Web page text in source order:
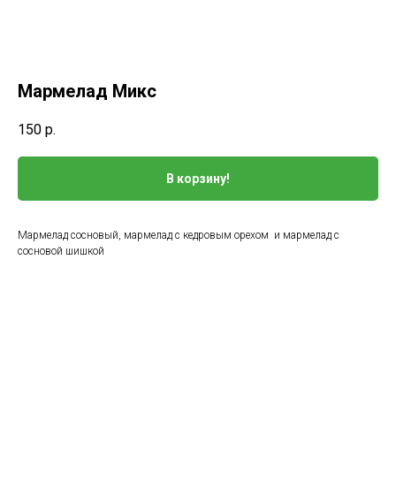
Мармелад Микс
150 р.
В корзину!
Мармелад сосновый, мармелад с кедровым орехом и мармелад с
сосновой шишкой